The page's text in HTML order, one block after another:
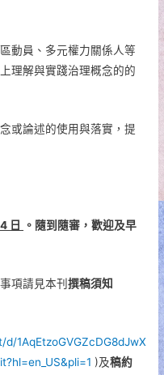
動員、多元權力關係人等
理解與實踐治理概念的的
或論述的使用與落實，提
日
。隨到隨審，歡迎及早
項請見本刊撰稿須知
1AqEtzoGVGZcDG8dJwX
)及稿約